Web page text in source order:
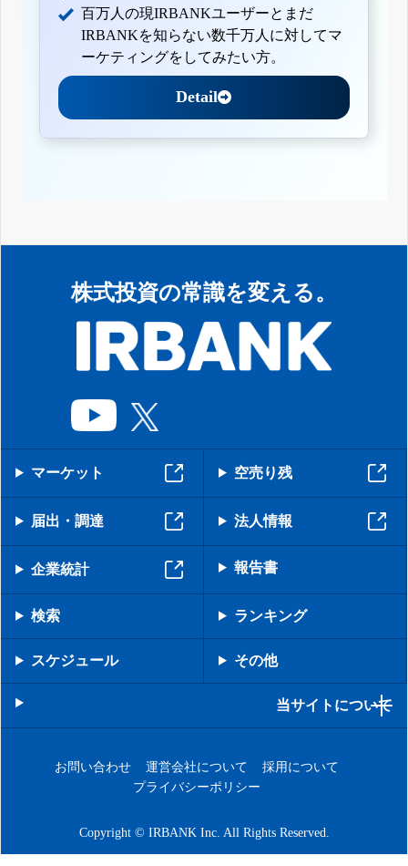
百万人の現IRBANKユーザーとまだ
IRBANKを知らない数千万人に対してマ
ーケティングをしてみたい方。
Detail
株式投資の常識を変える。
マーケット 空売り残
届出・調達 法人情報
企業統計 報告書
検索 ランキング
スケジュール その他
当サイトについて
お問い合わせ 運営会社について
採用について
プライバシーポリシー
Copyright © IRBANK Inc. All Rights Reserved.